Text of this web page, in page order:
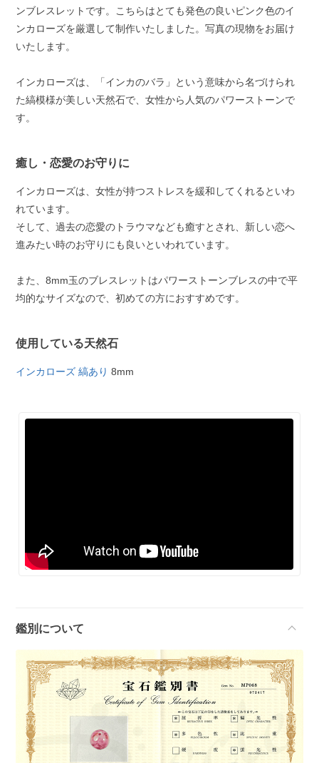
ンブレスレットです。こちらはとても発色の良いピンク色のイ
ンカローズを厳選して制作いたしました。写真の現物をお届け
いたします。
インカローズは、「インカのバラ」という意味から名づけられ
た縞模様が美しい天然石で、女性から人気のパワーストーンで
す。
癒し・恋愛のお守りに
インカローズは、女性が持つストレスを緩和してくれるといわ
れています。
そして、過去の恋愛のトラウマなども癒すとされ、新しい恋へ
進みたい時のお守りにも良いといわれています。
また、8mm玉のブレスレットはパワーストーンブレスの中で平
均的なサイズなので、初めての方におすすめです。
使用している天然石
インカローズ 縞あり 8mm
鑑別について